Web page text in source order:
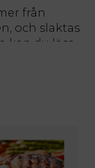
från
och slaktas
kan du läsa
barn på en
är